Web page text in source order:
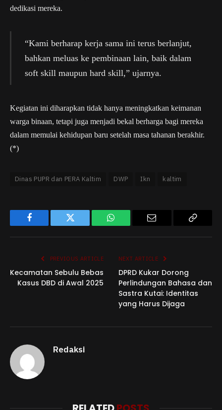
dedikasi mereka.
“Kami berharap kerja sama ini terus berlanjut,
bahkan meluas ke pembinaan lain, baik dalam
soft skill maupun hard skill,” ujarnya.
Kegiatan ini diharapkan tidak hanya meningkatkan keimanan
warga binaan, tetapi juga menjadi bekal berharga bagi mereka
dalam memulai kehidupan baru setelah masa tahanan berakhir.
(*)
Dinas PUPR dan PERA Kaltim DWP Ikn kaltim
Facebook Twitter WhatsApp
PREVIOUS ARTICLE
Kecamatan Sebulu Bebas
Kasus DBD di Awal 2025
NEXT ARTICLE
DPRD Kukar Dorong
Perlindungan Bahasa dan
Sastra Kutai: Identitas
yang Harus Dijaga
Redaksi